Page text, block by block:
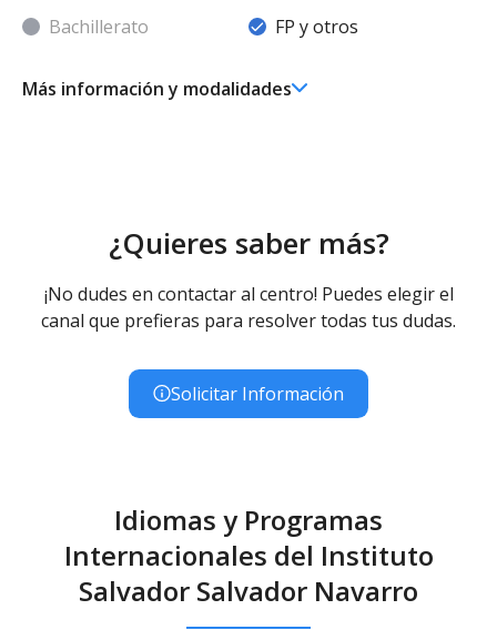
Bachillerato
FP y otros
Más información y modalidades
¿Quieres saber más?
¡No dudes en contactar al centro! Puedes elegir el
canal que prefieras para resolver todas tus dudas.
Solicitar Información
Idiomas y Programas
Internacionales del Instituto
Salvador Salvador Navarro